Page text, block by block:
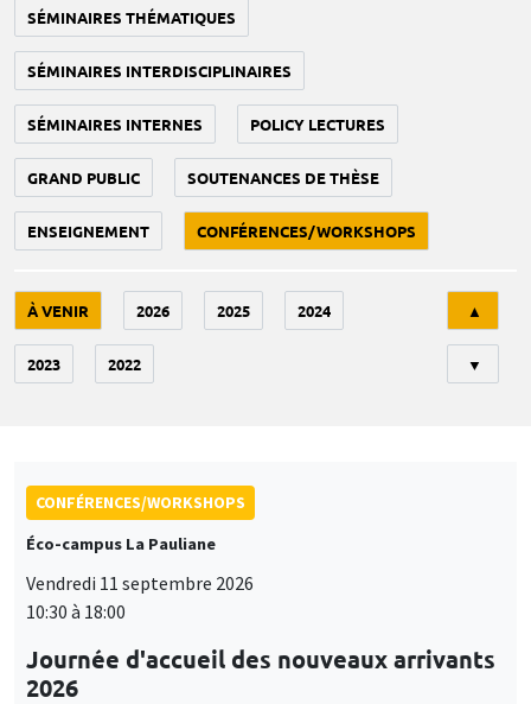
SÉMINAIRES THÉMATIQUES
SÉMINAIRES INTERDISCIPLINAIRES
SÉMINAIRES INTERNES POLICY LECTURES
GRAND PUBLIC SOUTENANCES DE THÈSE
ENSEIGNEMENT CONFÉRENCES/WORKSHOPS
À VENIR 2026 2025 2024
2023 2022
▲
▼
CONFÉRENCES/WORKSHOPS
Éco-campus La Pauliane
Vendredi 11 septembre 2026
10:30 à 18:00
Journée d'accueil des nouveaux arrivants
2026